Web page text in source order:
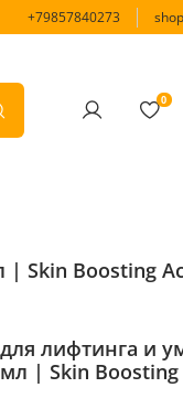
+79857840273
0
Skin Boosting
лифтинга и
| Skin Boosting